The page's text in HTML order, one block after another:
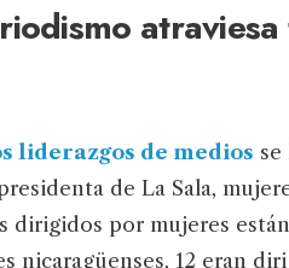
liderazgos de medios
de La Sala,
dirigidos por mujeres
nicaragüenses, 12 eran